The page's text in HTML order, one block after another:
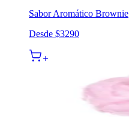
Sabor Aromático Brownie
Desde $3290